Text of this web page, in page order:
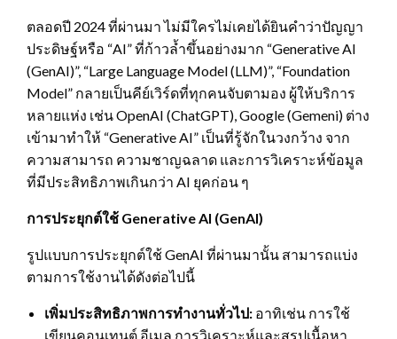
ตลอดปี 2024 ที่ผ่านมา ไม่มีใครไม่เคยได้ยินคำว่าปัญญา
ประดิษฐ์หรือ “AI” ที่ก้าวล้ำขึ้นอย่างมาก “Generative AI
(GenAI)”, “Large Language Model (LLM)”, “Foundation
Model” กลายเป็นคีย์เวิร์ดที่ทุกคนจับตามอง ผู้ให้บริการ
หลายแห่ง เช่น OpenAI (ChatGPT), Google (Gemeni) ต่าง
เข้ามาทำให้ “Generative AI” เป็นที่รู้จักในวงกว้าง จาก
ความสามารถ ความชาญฉลาด และการวิเคราะห์ข้อมูล
ที่มีประสิทธิภาพเกินกว่า AI ยุคก่อน ๆ
การประยุกต์ใช้ Generative AI (GenAI)
รูปแบบการประยุกต์ใช้ GenAI ที่ผ่านมานั้น สามารถแบ่ง
ตามการใช้งานได้ดังต่อไปนี้
เพิ่มประสิทธิภาพการทำงานทั่วไป: อาทิเช่น การใช้
เขียนคอนเทนต์ อีเมล การวิเคราะห์และสรุปเนื้อหา